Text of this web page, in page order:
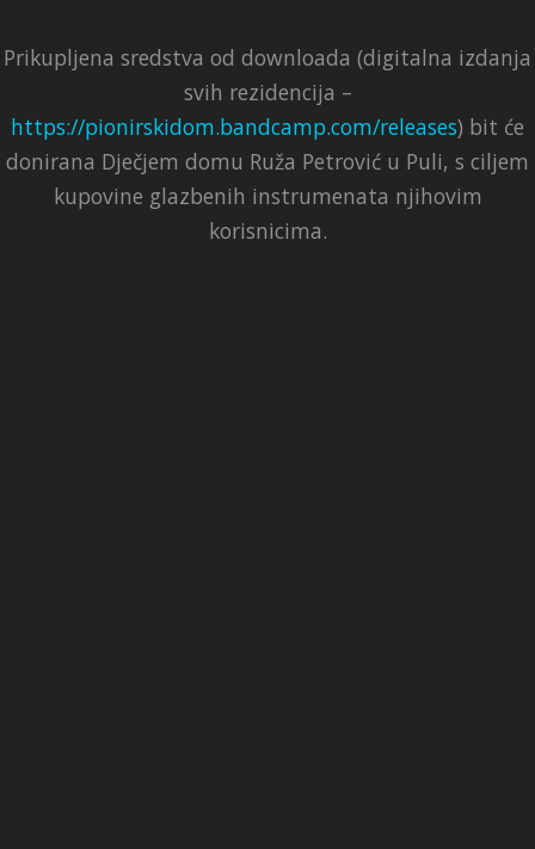
Prikupljena sredstva od downloada (digitalna izdanja
svih rezidencija –
https://pionirskidom.bandcamp.com/releases) bit će
donirana Dječjem domu Ruža Petrović u Puli, s ciljem
kupovine glazbenih instrumenata njihovim
korisnicima.